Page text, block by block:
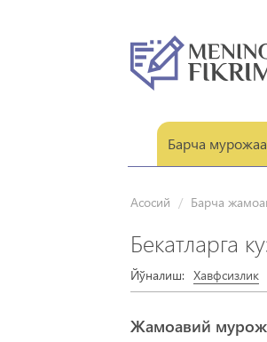
Барча
Асосий Барча
Бекатларга
Йўналиш: Хавфсизлик
Жамоавий